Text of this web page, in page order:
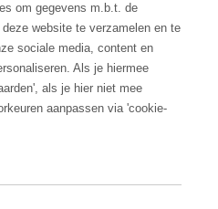
om gegevens m.b.t. de
website te verzamelen en te
sociale media, content en
Als je hiermee
als je hier niet mee
aanpassen via 'cookie-